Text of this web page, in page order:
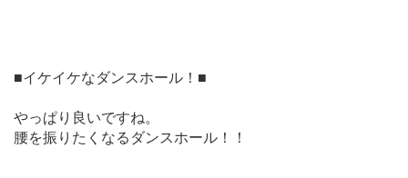
■イケイケなダンスホール！■
やっぱり良いですね。
腰を振りたくなるダンスホール！！